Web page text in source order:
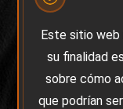
Este sitio web
su finalidad
sobre cómo
que podrían